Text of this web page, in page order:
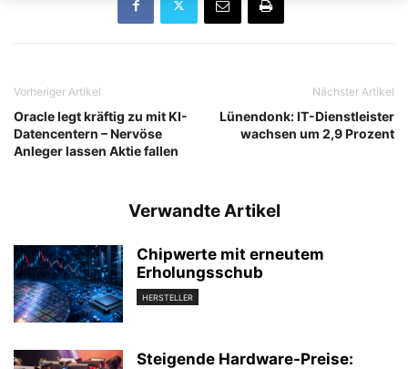
Vorheriger Artikel
Oracle legt kräftig zu mit KI-
Datencentern – Nervöse
Anleger lassen Aktie fallen
Nächster Artikel
Lünendonk: IT-Dienstleister
wachsen um 2,9 Prozent
Verwandte Artikel
Chipwerte mit erneutem
Erholungsschub
HERSTELLER
Steigende Hardware-Preise: